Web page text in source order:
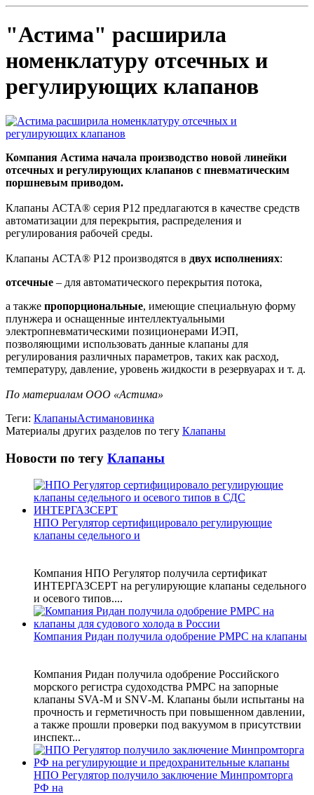
"Астима" расширила
номенклатуру отсечных и
регулирующих клапанов
Компания Астима начала производство новой линейки
отсечных и регулирующих клапанов с пневматическим
поршневым приводом.
Клапаны АСТА® серия Р12 предлагаются в качестве средств
автоматизации для перекрытия, распределения и
регулирования рабочей среды.
Клапаны АСТА® Р12 производятся в двух исполнениях:
отсечные – для автоматического перекрытия потока,
а также пропорциональные, имеющие специальную форму
плунжера и оснащенные интеллектуальными
электропневматическими позиционерами ИЭП,
позволяющими использовать данные клапаны для
регулирования различных параметров, таких как расход,
температуру, давление, уровень жидкости в резервуарах и т. д.
По материалам ООО «Астима»
Теги: КлапаныАстимановинка
Материалы других разделов по тегу Клапаны
Новости по тегу Клапаны
НПО Регулятор сертифицировало регулирующие
клапаны седельного и
Компания НПО Регулятор получила сертификат
ИНТЕРГАЗСЕРТ на регулирующие клапаны седельного
и осевого типов....
Компания Ридан получила одобрение РМРС на клапаны
Компания Ридан получила одобрение Российского
морского регистра судоходства РМРС на запорные
клапаны SVA‑M и SNV‑M. Клапаны были испытаны на
прочность и герметичность при повышенном давлении,
а также прошли проверки под вакуумом в присутствии
инспект...
НПО Регулятор получило заключение Минпромторга
РФ на